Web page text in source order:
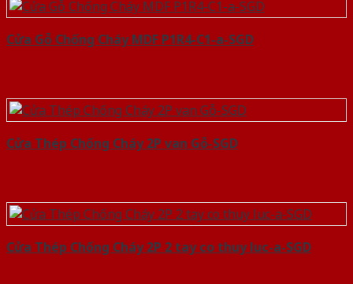
Cửa Gỗ Chống Cháy MDF P1R4-C1-a-SGD
Cửa Thép Chống Cháy 2P van Gỗ-SGD
Cửa Thép Chống Cháy 2P 2 tay co thuy luc-a-SGD